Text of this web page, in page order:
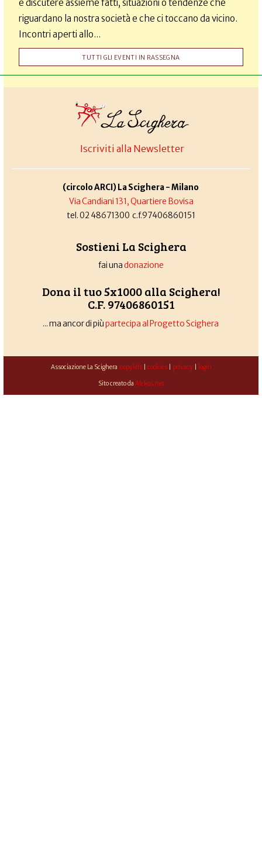
e discutere assieme fatti, situazioni o tendenze che
riguardano la nostra società e che ci toccano da vicino.
Incontri aperti allo...
TUTTI GLI EVENTI IN RASSEGNA
Iscriviti alla Newsletter
(circolo ARCI) La Scighera - Milano
Via Candiani 131, Quartiere Bovisa
tel. 02 48671300 c.f.97406860151
Sostieni La Scighera
fai unadonazione
Dona il tuo 5x1000 alla Scighera!
C.F. 97406860151
... ma ancor di piùpartecipa al Progetto Scighera
Associazione La Scighera copyleft| cookies| privacy| login
Sito creato da Alekos.net